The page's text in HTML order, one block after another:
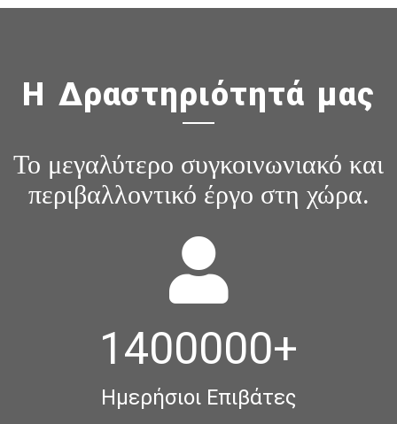
Η Δραστηριότητά μας
Το μεγαλύτερο συγκοινωνιακό και
περιβαλλοντικό έργο στη χώρα.
Ημερήσιοι Επιβάτες
1400000+